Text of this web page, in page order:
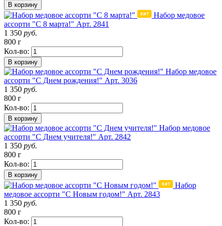
В корзину
Набор медовое
ассорти "С 8 марта!" Арт. 2841
1 350 руб.
800 г
Кол-во:
В корзину
Набор медовое
ассорти "С Днем рождения!" Арт. 3036
1 350 руб.
800 г
Кол-во:
В корзину
Набор медовое
ассорти "С Днем учителя!" Арт. 2842
1 350 руб.
800 г
Кол-во:
В корзину
Набор
медовое ассорти "С Новым годом!" Арт. 2843
1 350 руб.
800 г
Кол-во: